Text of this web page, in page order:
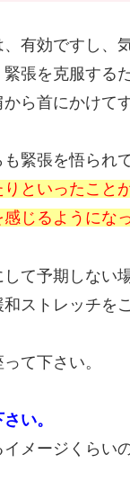
有効ですし、
張を克服する
ら首にかけて
緊張を悟られ
といったこと
感じるようにな
て予期しない
ストレッチを
て下さい。
い。
メージくらい